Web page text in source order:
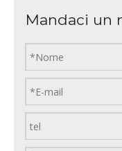
Mandaci un